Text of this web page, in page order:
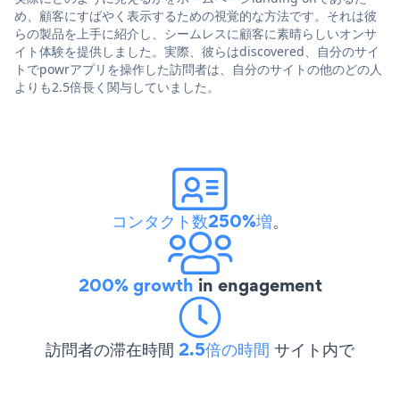
め、顧客にすばやく表示するための視覚的な方法です。それは彼
らの製品を上手に紹介し、シームレスに顧客に素晴らしいオンサ
イト体験を提供しました。実際、彼らはdiscovered、自分のサイ
トでpowrアプリを操作した訪問者は、自分のサイトの他のどの人
よりも2.5倍長く関与していました。
コンタクト数250%増。
200% growth in engagement
訪問者の滞在時間 2.5倍の時間 サイト内で